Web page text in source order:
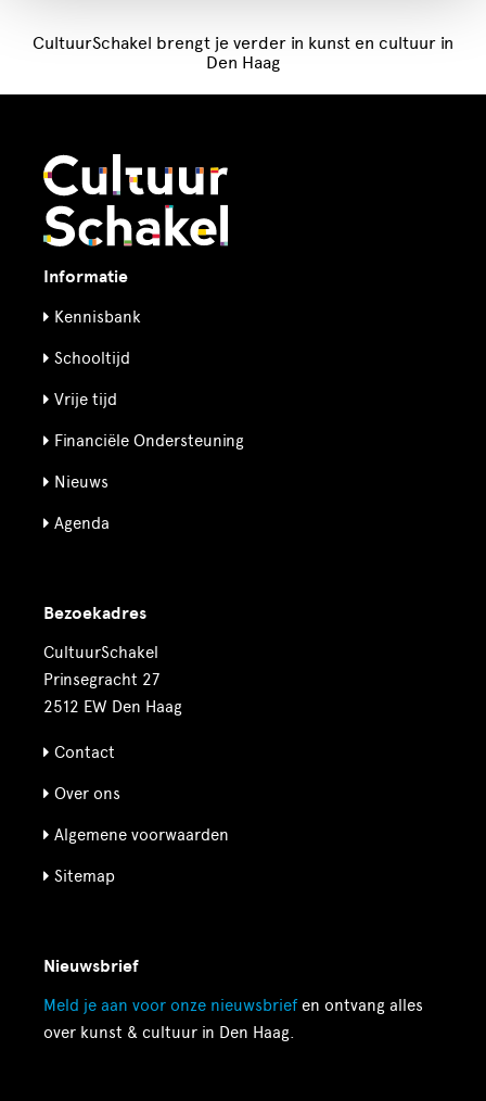
CultuurSchakel brengt je verder in kunst en cultuur in
Den Haag
Informatie
Kennisbank
Schooltijd
Vrije tijd
Financiële Ondersteuning
Nieuws
Agenda
Bezoekadres
CultuurSchakel
Prinsegracht 27
2512 EW Den Haag
Contact
Over ons
Algemene voorwaarden
Sitemap
Nieuwsbrief
Meld je aan voor onze nieuwsbrief en ontvang alles
over kunst & cultuur in Den Haag.